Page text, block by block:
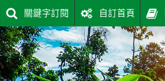
入口網
關鍵字訂閱 自訂首頁